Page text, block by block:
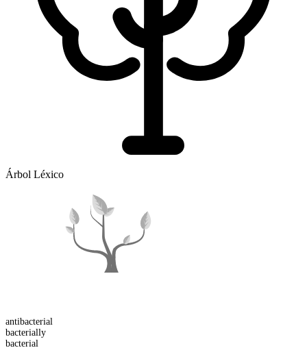
Árbol Léxico
antibacterial
bacterially
bacterial